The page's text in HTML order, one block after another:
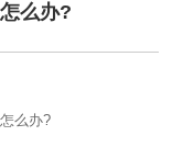
么办?
么办?